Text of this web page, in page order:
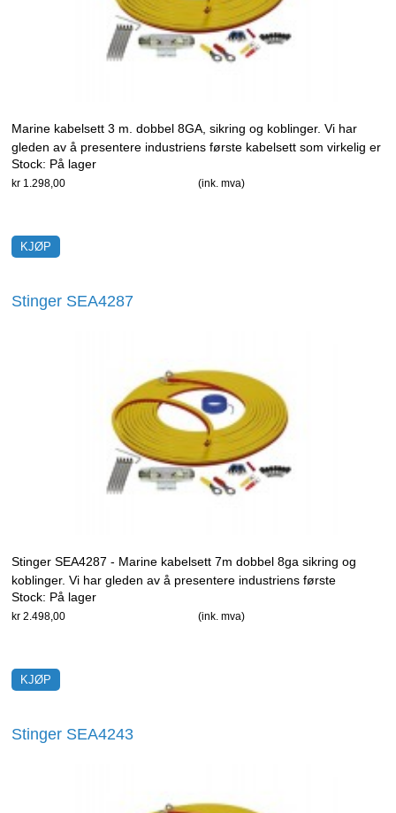
Marine kabelsett 3 m. dobbel 8GA, sikring og koblinger. Vi har
gleden av å presentere industriens første kabelsett som virkelig er
designet for marine installasjoner.
Stock: På lager
kr 1.298,00 (ink. mva)
Stinger SEA4287
Stinger SEA4287 - Marine kabelsett 7m dobbel 8ga sikring og
koblinger. Vi har gleden av å presentere industriens første
kabelsett som virkelig er designet for marine installasjoner.
Stock: På lager
kr 2.498,00 (ink. mva)
Stinger SEA4243